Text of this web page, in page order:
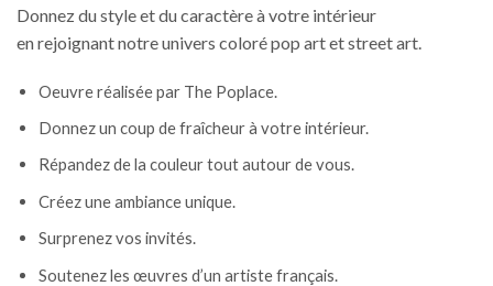
Donnez du style et du caractère à votre intérieur
en rejoignant notre univers coloré pop art et street art.
Oeuvre réalisée par The Poplace.
Donnez un coup de fraîcheur à votre intérieur.
Répandez de la couleur tout autour de vous.
Créez uneambiance unique.
Surprenez vos invités.
Soutenez les œuvres d’un artiste français.